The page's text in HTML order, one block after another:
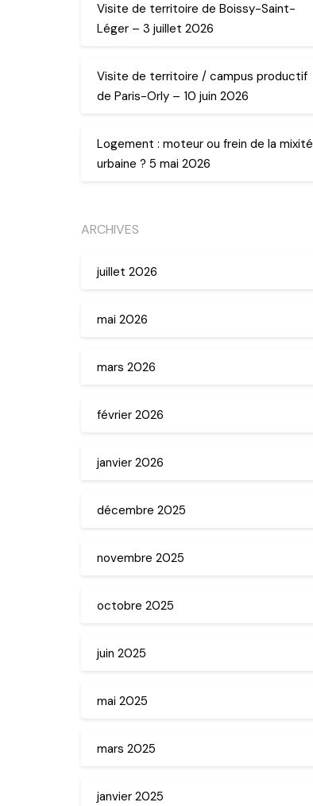
Visite de territoire de Boissy-Saint-
Léger – 3 juillet 2026
Visite de territoire / campus productif
de Paris-Orly – 10 juin 2026
Logement : moteur ou frein de la mixité
urbaine ? 5 mai 2026
ARCHIVES
juillet 2026
mai 2026
mars 2026
février 2026
janvier 2026
décembre 2025
novembre 2025
octobre 2025
juin 2025
mai 2025
mars 2025
janvier 2025